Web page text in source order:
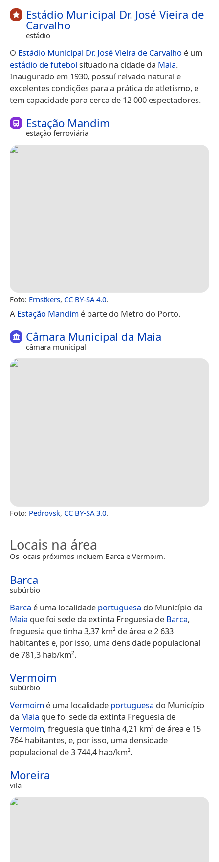
Estádio Municipal Dr. José Vieira de
Carvalho
estádio
O Estádio Municipal Dr. José Vieira de Carvalho é um
estádio de futebol situado na cidade da Maia.
Inaugurado em 1930, possuí relvado natural e
excelentes condições para a prática de atletismo, e
tem capacidade para cerca de 12 000 espectadores.
Estação Mandim
estação ferroviária
Foto: Ernstkers, CC BY-SA 4.0.
A Estação Mandim é parte do Metro do Porto.
Câmara Municipal da Maia
câmara municipal
Foto: Pedrovsk, CC BY-SA 3.0.
Locais na área
Os locais próximos incluem Barca e Vermoim.
Barca
subúrbio
Barca é uma localidade portuguesa do Município da
Maia que foi sede da extinta Freguesia de Barca,
freguesia que tinha 3,37 km² de área e 2 633
habitantes e, por isso, uma densidade populacional
de 781,3 hab/km².
Vermoim
subúrbio
Vermoim é uma localidade portuguesa do Município
da Maia que foi sede da extinta Freguesia de
Vermoim, freguesia que tinha 4,21 km² de área e 15
764 habitantes, e, por isso, uma densidade
populacional de 3 744,4 hab/km².
Moreira
vila